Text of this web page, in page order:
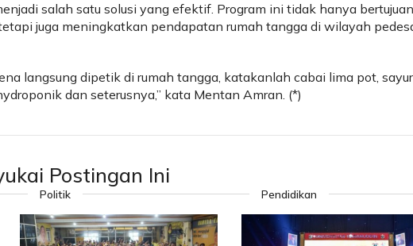
salah satu solusi yang efektif. Program ini tidak hanya bertujuan
juga meningkatkan pendapatan rumah tangga di wilayah
langsung dipetik di rumah tangga, katakanlah cabai lima pot, sayur
dan seterusnya,” kata Mentan Amran. (*)
Postingan Ini
Politik Pendidikan